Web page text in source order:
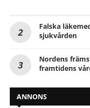
Falska
sjukvården
Nordens
framtidens
ANNONS